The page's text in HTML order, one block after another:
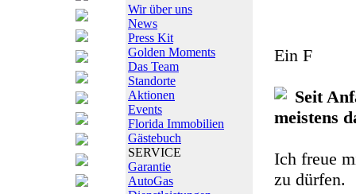
Wir über uns
News
Press Kit
Golden Moments
Das Team
Standorte
Aktionen
Events
Florida Immobilien
Gästebuch
SERVICE
Garantie
AutoGas
Ein F
Seit
meistens
Ich freue
zu dürfen.